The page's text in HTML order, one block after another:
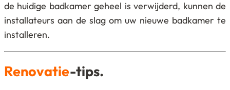
de huidige badkamer geheel is verwijderd, kunnen de
installateurs aan de slag om uw nieuwe badkamer te
installeren.
Renovatie-tips.